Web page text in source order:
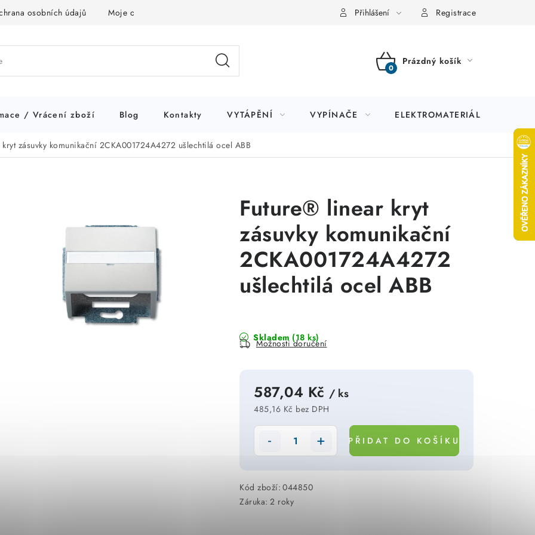
osobních údajů Moje objednávka Přihlášení Registrace
NÁKUPNÍ
Prázdný košík
/ Vrácení zboží Blog Kontakty VYTÁPĚNÍ VYPÍNAČE ELEKTROMATERIÁL
zásuvky komunikační 2CKA001724A4272 ušlechtilá ocel ABB
Future® linear kryt
zásuvky komunikační
2CKA001724A4272
ušlechtilá ocel ABB
Skladem (18 ks)
Možnosti doručení
587,04 Kč / ks
485,16 Kč bez DPH
Měrná cena:
PŘIDAT DO KOŠÍKU
Kód zboží: 044850
Záruka: 2 roky